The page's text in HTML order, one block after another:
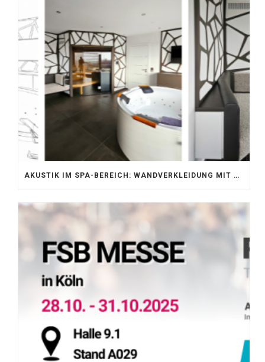
AKUSTIK IM SPA-BEREICH: WANDVERKLEIDUNG MIT SILENTPROTECT CORE